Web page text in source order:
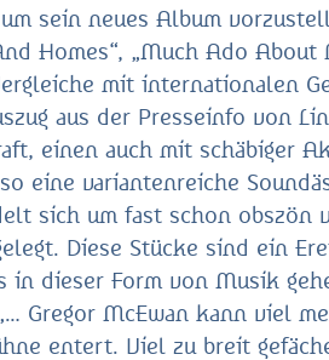
sein neues Album
Homes“, „Much Ado About
mit internationalen
aus der Presseinfo von
einen auch mit schäbiger
eine variantenreiche
sich um fast schon obszön
Diese Stücke sind ein
dieser Form von Musik
Gregor McEwan kann viel
entert. Viel zu breit